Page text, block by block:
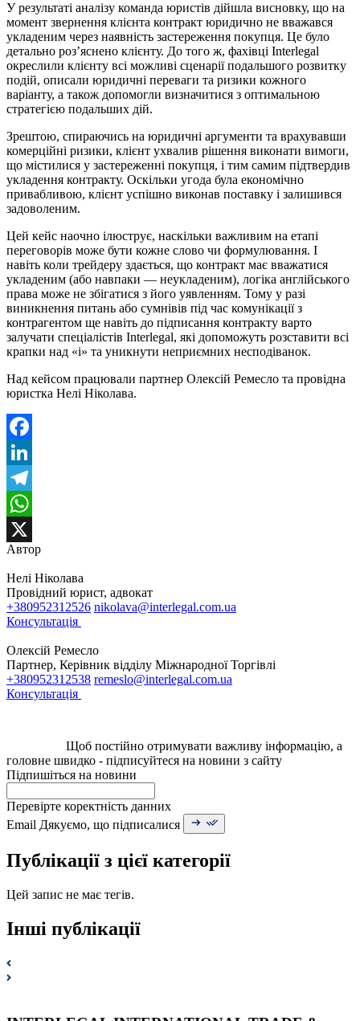
У результаті аналізу команда юристів дійшла висновку, що на
момент звернення клієнта контракт юридично не вважався
укладеним через наявність застереження покупця. Це було
детально роз’яснено клієнту. До того ж, фахівці Interlegal
окреслили клієнту всі можливі сценарії подальшого розвитку
подій, описали юридичні переваги та ризики кожного
варіанту, а також допомогли визначитися з оптимальною
стратегією подальших дій.
Зрештою, спираючись на юридичні аргументи та врахувавши
комерційні ризики, клієнт ухвалив рішення виконати вимоги,
що містилися у застереженні покупця, і тим самим підтвердив
укладення контракту. Оскільки угода була економічно
привабливою, клієнт успішно виконав поставку і залишився
задоволеним.
Цей кейс наочно ілюструє, наскільки важливим на етапі
переговорів може бути кожне слово чи формулювання. І
навіть коли трейдеру здається, що контракт має вважатися
укладеним (або навпаки — неукладеним), логіка англійського
права може не збігатися з його уявленням. Тому у разі
виникнення питань або сумнівів під час комунікації з
контрагентом ще навіть до підписання контракту варто
залучати спеціалістів Interlegal, які допоможуть розставити всі
крапки над «і» та уникнути неприємних несподіванок.
Над кейсом працювали партнер Олексій Ремесло та провідна
юристка Нелі Ніколава.
Facebook
LinkedIn
Telegram
WhatsApp
X
Автор
Нелі Ніколава
Провідний юрист, адвокат
+380952312526 nikolava@interlegal.com.ua
Консультація
Олексій Ремесло
Партнер, Керівник відділу Міжнародної Торгівлі
+380952312538 remeslo@interlegal.com.ua
Консультація
Щоб постійно отримувати важливу інформацію, а
головне швидко - підписуйтеся на новини з сайту
Підпишіться на новини
Перевірте коректність данних
Email Дякуємо, що підписалися
Публікації з цієї категорії
Цей запис не має тегів.
Інші публікації